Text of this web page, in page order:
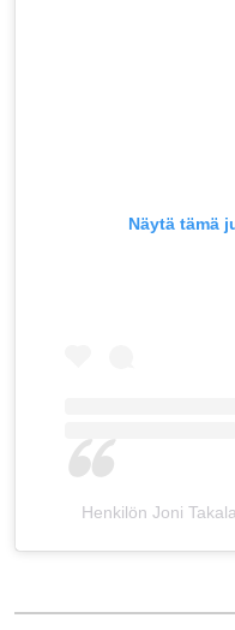
Näytä tämä
Henkilön Joni